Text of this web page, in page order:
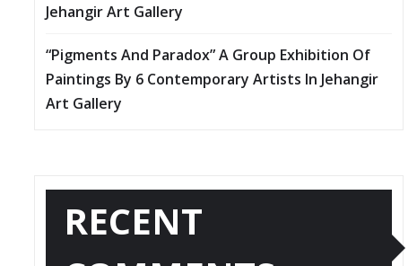
Jehangir Art Gallery
“Pigments And Paradox” A Group Exhibition Of
Paintings By 6 Contemporary Artists In Jehangir
Art Gallery
RECENT